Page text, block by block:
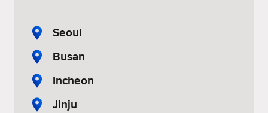
Seoul
Busan
Incheon
Jinju